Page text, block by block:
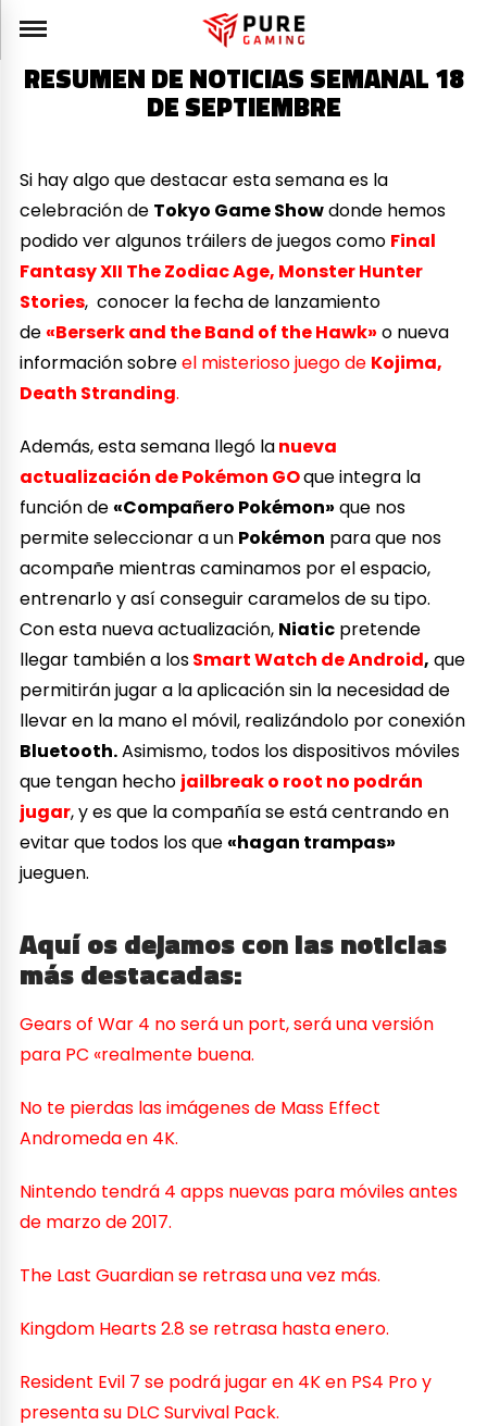
RESUMEN DE NOTICIAS SEMANAL 18
DE SEPTIEMBRE
Si hay algo que destacar esta semana es la
celebración de Tokyo Game Showdonde hemos
podido ver algunos tráilers de juegos como Final
Fantasy XII The Zodiac Age, Monster Hunter
Stories, conocer la fecha de lanzamiento
de «Berserk and the Band of the Hawk» o nueva
información sobreel misterioso juego de Kojima,
Death Stranding.
Además, esta semana llegó lanueva
actualización de Pokémon GOque integra la
función de «Compañero Pokémon» que nos
permite seleccionar a un Pokémon para que nos
acompañe mientras caminamos por el espacio,
entrenarlo y así conseguir caramelos de su tipo.
Con esta nueva actualización, Niatic pretende
llegar también a losSmart Watch de Android, que
permitirán jugar a la aplicación sin la necesidad de
llevar en la mano el móvil, realizándolo por conexión
Bluetooth.Asimismo, todos los dispositivos móviles
que tengan hecho jailbreak o root no podrán
jugar, y es que la compañía se está centrando en
evitar que todos los que «hagan trampas»
jueguen.
Aquí os dejamos con las noticias
más destacadas:
Gears of War 4 no será un port, será una versión
para PC «realmente buena.
No te pierdas las imágenes de Mass Effect
Andromeda en 4K.
Nintendo tendrá 4 apps nuevas para móviles antes
de marzo de 2017.
The Last Guardian se retrasa una vez más.
Kingdom Hearts 2.8 se retrasa hasta enero.
Resident Evil 7 se podrá jugar en 4K en PS4 Pro y
presenta su DLC Survival Pack.